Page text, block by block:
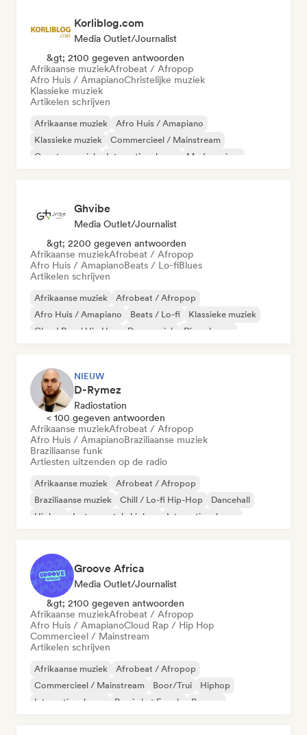
Korliblog.com
Media Outlet/Journalist
&gt; 2100 gegeven antwoorden
Afrikaanse muziekAfrobeat / Afropop
Afro Huis / AmapianoChristelijke muziek
Klassieke muziek
Artikelen schrijven
Afrikaanse muziek
Afro Huis / Amapiano
Klassieke muziek
Commercieel / Mainstream
Country muziek
Internationale rap
Moderne jazz
Ghvibe
Media Outlet/Journalist
&gt; 2200 gegeven antwoorden
Afrikaanse muziekAfrobeat / Afropop
Afro Huis / AmapianoBeats / Lo-fiBlues
Artikelen schrijven
Afrikaanse muziek
Afrobeat / Afropop
Afro Huis / Amapiano
Beats / Lo-fi
Klassieke muziek
Cloud Rap / Hip Hop
Dansmuziek Diepe house
NIEUW
D-Rymez
Radiostation
< 100 gegeven antwoorden
Afrikaanse muziekAfrobeat / Afropop
Afro Huis / AmapianoBraziliaanse muziek
Braziliaanse funk
Artiesten uitzenden op de radio
Afrikaanse muziek
Afrobeat / Afropop
Braziliaanse muziek
Chill / Lo-fi Hip-Hop
Dancehall
Hiphop
Instrumentale hiphop Internationale rap
Groove Africa
Media Outlet/Journalist
&gt; 2100 gegeven antwoorden
Afrikaanse muziekAfrobeat / Afropop
Afro Huis / AmapianoCloud Rap / Hip Hop
Commercieel / Mainstream
Artikelen schrijven
Afrikaanse muziek
Afrobeat / Afropop
Commercieel / Mainstream
Boor/Trui
Hiphop
Internationale rap
Rap in het Engels Reggae